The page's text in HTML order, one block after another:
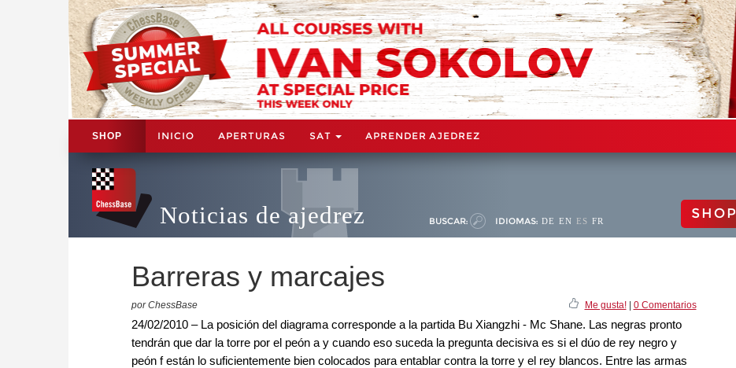
SHOP INICIO APERTURAS SAT APRENDER AJEDREZ
Noticias de ajedrez BUSCAR: IDIOMAS: DE EN ES FR SHOP
Barreras y marcajes
por ChessBase Me gusta!| 0 Comentarios
24/02/2010 – La posición del diagrama corresponde a la partida Bu Xiangzhi - Mc Shane. Las negras pronto
tendrán que dar la torre por el peón a y cuando eso suceda la pregunta decisiva es si el dúo de rey negro y
peón f están lo suficientemente bien colocados para entablar contra la torre y el rey blancos. Entre las armas